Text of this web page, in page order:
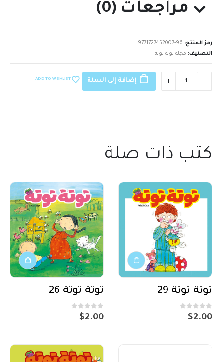
مراجعات (0)
رمز المنتج: 9771727452007-96
التصنيف: مجلة توتة توتة
إضافة إلى السلة ADD TO WISHLIST
كتب ذات صلة
توتة توتة 29
0
out of 5
$2.00
توتة توتة 26
0
out of 5
$2.00